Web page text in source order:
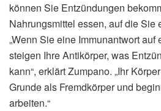
können Sie Entzündungen
Nahrungsmittel essen, auf die Sie
„Wenn Sie eine Immunantwort
steigen Ihre Antikörper, was
kann“, erklärt Zumpano. „Ihr
Grunde als Fremdkörper und
arbeiten.“